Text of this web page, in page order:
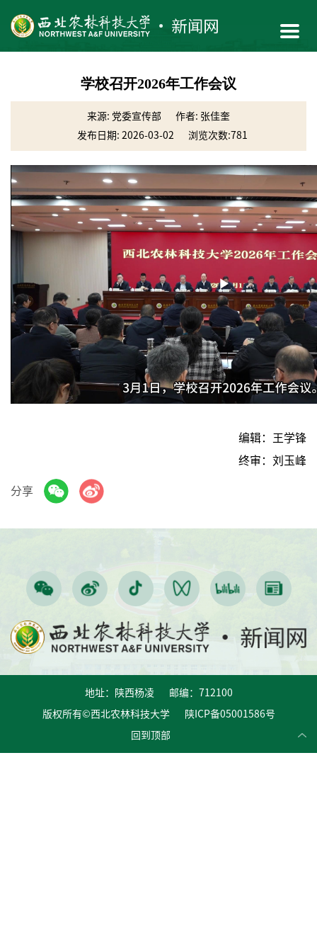
学校召开2026年工作会议
来源: 党委宣传部
作者: 张佳奎
发布日期: 2026-03-02
浏览次数: 781
Play
Video
编辑：王学锋
终审：刘玉峰
分享
地址：陕西杨凌 邮编：712100
版权所有©西北农林科技大学 陕ICP备05001586号
回到顶部